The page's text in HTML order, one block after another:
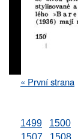
First
« První strana
1499 1500
1507
1508